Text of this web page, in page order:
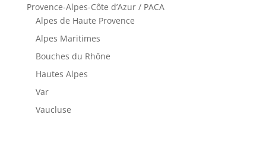
Provence-Alpes-Côte d’Azur / PACA
Alpes de Haute Provence
Alpes Maritimes
Bouches du Rhône
Hautes Alpes
Var
Vaucluse